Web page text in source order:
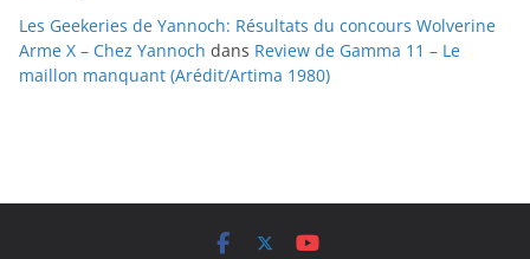
Les Geekeries de Yannoch: Résultats du concours Wolverine
Arme X – Chez Yannoch dans Review de Gamma 11 – Le
maillon manquant (Arédit/Artima 1980)